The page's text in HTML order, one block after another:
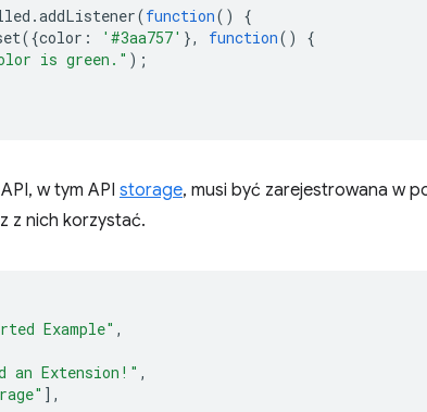
.addListener(function()
{
({color : '#3aa757' }, function()
{
is green." );
w tym API storage, musi być zarejestrowana w
z nich korzystać.
Example" ,
an Extension!" ,
],